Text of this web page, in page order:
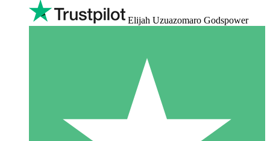
Elijah Uzuazomaro Godspower